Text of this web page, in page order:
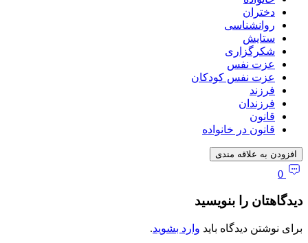
دختران
روانشناسی
ستایش
شکرگزاری
عزت نفس
عزت نفس کودکان
فرزند
فرزندان
قانون
قانون در خانواده
افزودن به علاقه مندی
0
دیدگاهتان را بنویسید
برای نوشتن دیدگاه باید وارد بشوید.